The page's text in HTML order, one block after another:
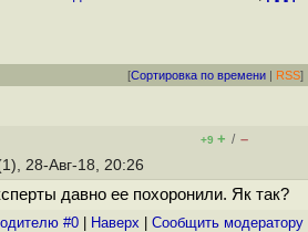
[Сортировка по времени | RSS]
+9 + / –
28-Авг-18, 20:26
давно ее похоронили. Як так?
#0 Наверх Cообщить модератору